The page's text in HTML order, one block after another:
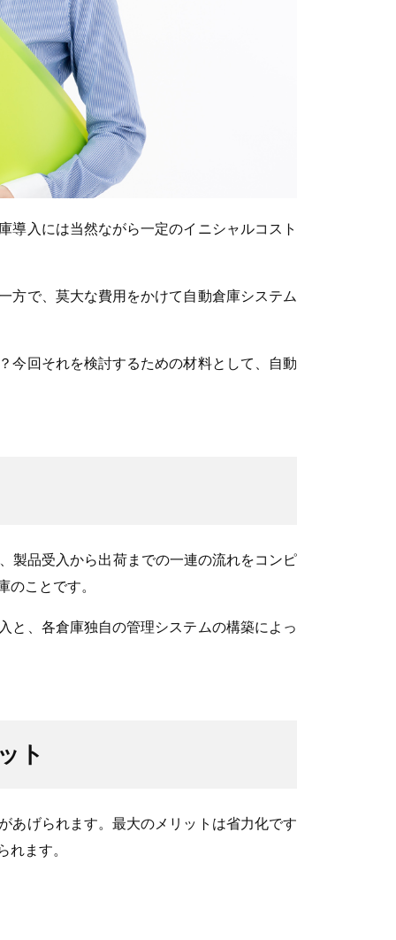
導入には当然ながら一定のイニシャルコスト
方で、莫大な費用をかけて自動倉庫システム
今回それを検討するための材料として、自動
製品受入から出荷までの一連の流れをコンピ
のことです。
と、各倉庫独自の管理システムの構築によっ
ト
あげられます。最大のメリットは省力化です
れます。